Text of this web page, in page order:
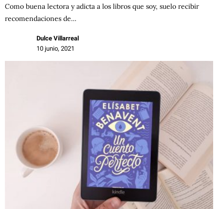
Como buena lectora y adicta a los libros que soy, suelo recibir
recomendaciones de…
Dulce Villarreal
10 junio, 2021